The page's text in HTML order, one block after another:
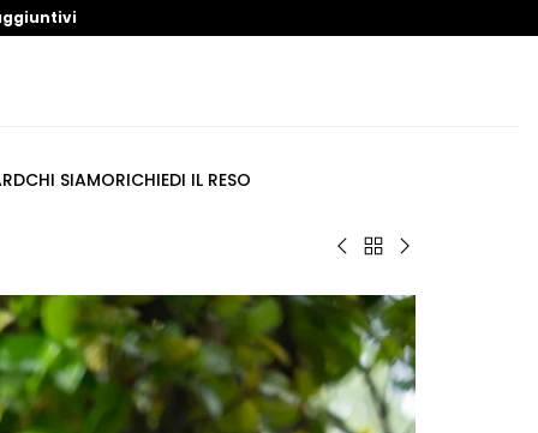
CHI SIAMORICHIEDI IL RESO
Bikini
Strass
Chiaro
Torna
Beachwear
Bikini
Bronzo